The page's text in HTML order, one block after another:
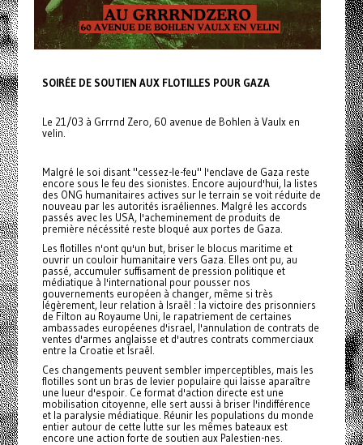
SOIRÉE DE SOUTIEN AUX FLOTILLES POUR GAZA
Le 21/03 à Grrrnd Zero, 60 avenue de Bohlen à Vaulx en
velin.
Malgré le soi disant "cessez-le-feu" l'enclave de Gaza reste
encore sous le feu des sionistes. Encore aujourd'hui, la listes
des ONG humanitaires actives sur le terrain se voit réduite de
nouveau par les autorités israéliennes. Malgré les accords
passés avec les USA, l'acheminement de produits de
première nécéssité reste bloqué aux portes de Gaza.
Les flotilles n'ont qu'un but, briser le blocus maritime et
ouvrir un couloir humanitaire vers Gaza. Elles ont pu, au
passé, accumuler suffisament de pression politique et
médiatique à l'international pour pousser nos
gouvernements européen à changer, même si très
légèrement, leur relation à Israêl : la victoire des prisonniers
de Filton au Royaume Uni, le rapatriement de certaines
ambassades européenes d'israel, l'annulation de contrats de
ventes d'armes anglaisse et d'autres contrats commerciaux
entre la Croatie et Israêl.
Ces changements peuvent sembler imperceptibles, mais les
flotilles sont un bras de levier populaire qui laisse aparaître
une lueur d'espoir. Ce format d'action directe est une
mobilisation citoyenne, elle sert aussi à briser l'indifférence
et la paralysie médiatique. Réunir les populations du monde
entier autour de cette lutte sur les mêmes bateaux est
encore une action forte de soutien aux Palestien-nes.